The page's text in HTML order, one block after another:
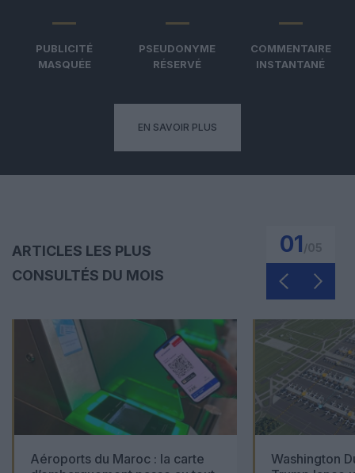
PUBLICITÉ
MASQUÉE
PSEUDONYME
RÉSERVÉ
COMMENTAIRE
INSTANTANÉ
EN SAVOIR PLUS
ARTICLES LES PLUS
CONSULTÉS DU MOIS
01
Aéroports du Maroc : la carte
Washington